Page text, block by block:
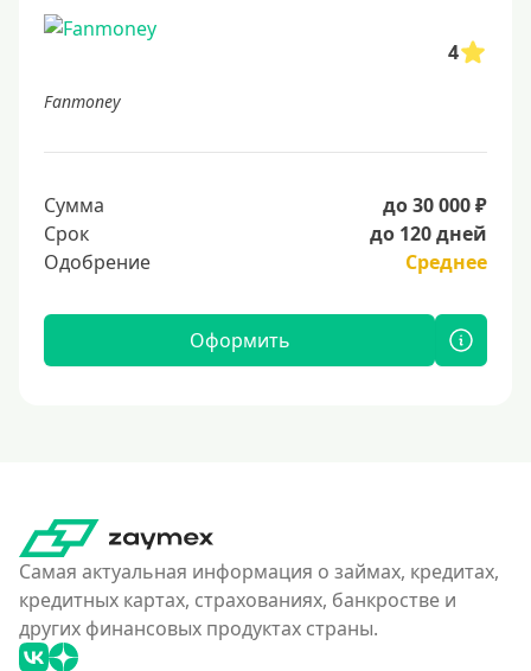
4
Fanmoney
Сумма
до 30 000 ₽
Срок
до 120 дней
Одобрение
Среднее
Оформить
Самая актуальная информация о займах, кредитах,
кредитных картах, страхованиях, банкростве и
других финансовых продуктах страны.